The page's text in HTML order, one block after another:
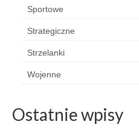
Sportowe
Strategiczne
Strzelanki
Wojenne
Ostatnie wpisy